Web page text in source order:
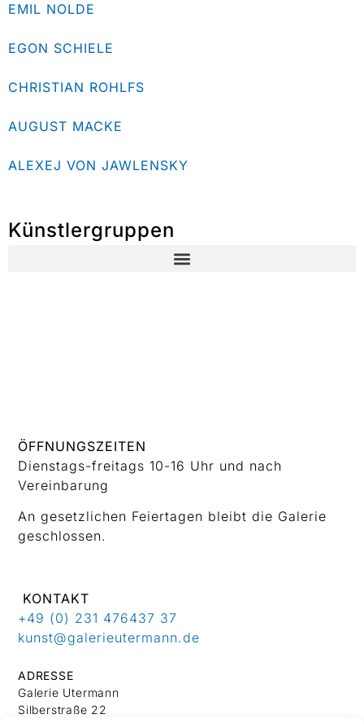
EMIL NOLDE
EGON SCHIELE
CHRISTIAN ROHLFS
AUGUST MACKE
ALEXEJ VON JAWLENSKY
Künstlergruppen
ÖFFNUNGSZEITEN
Dienstags-freitags 10-16 Uhr und nach
Vereinbarung
An gesetzlichen Feiertagen bleibt die Galerie
geschlossen.
KONTAKT
+49 (0) 231 476437 37
kunst@galerieutermann.de
ADRESSE
Galerie Utermann
Silberstraße 22